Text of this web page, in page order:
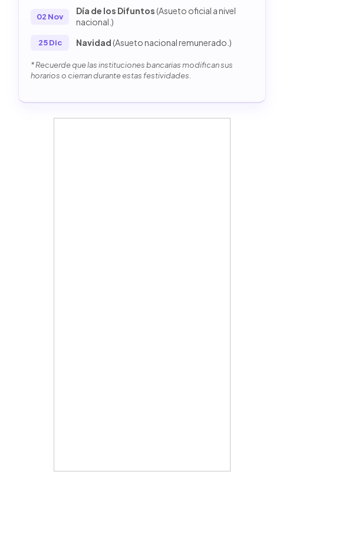
02 Nov
Día de los Difuntos(Asueto oficial a nivel
nacional.)
25 Dic Navidad(Asueto nacional remunerado.)
* Recuerde que las instituciones bancarias modifican sus
horarios o cierran durante estas festividades.